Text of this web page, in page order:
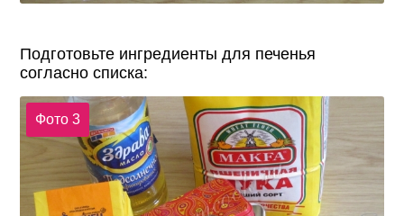
Подготовьте ингредиенты для печенья
согласно списка:
Фото 3